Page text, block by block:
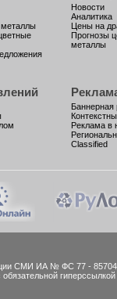
Новости
Аналитика
Цены на
Прогнозы
металлы
Баннерная
Реклама в
Classified
СМИ ИА № ФС 77 - 85704
гиперссылкой